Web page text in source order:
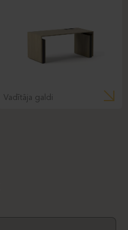
Vadītāja galdi